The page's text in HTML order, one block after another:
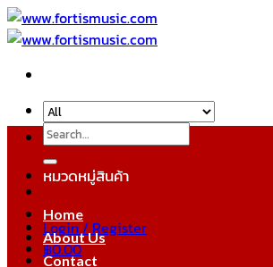
Skip
to
Search
for:
Login / Register
฿0.00
หมวดหมู่สินค้า
Home
About Us
Contact